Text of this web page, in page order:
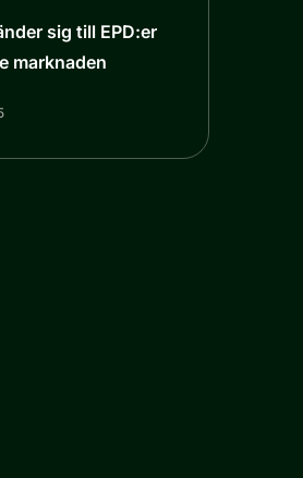
sig till EPD:er
marknaden